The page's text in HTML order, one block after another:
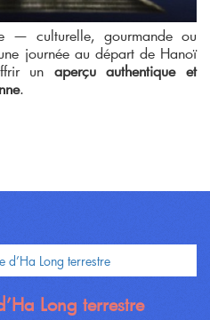
— culturelle, gourmande ou
journée au départ de Hanoï
un aperçu authentique et
.
Long terrestre